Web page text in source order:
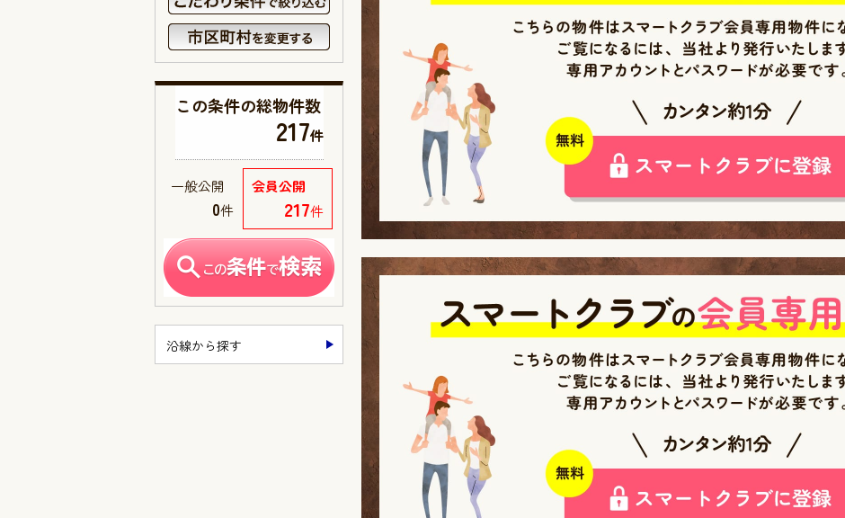
この条件の総物件数
217件
会員公開
217件
一般公開
0件
沿線から探す